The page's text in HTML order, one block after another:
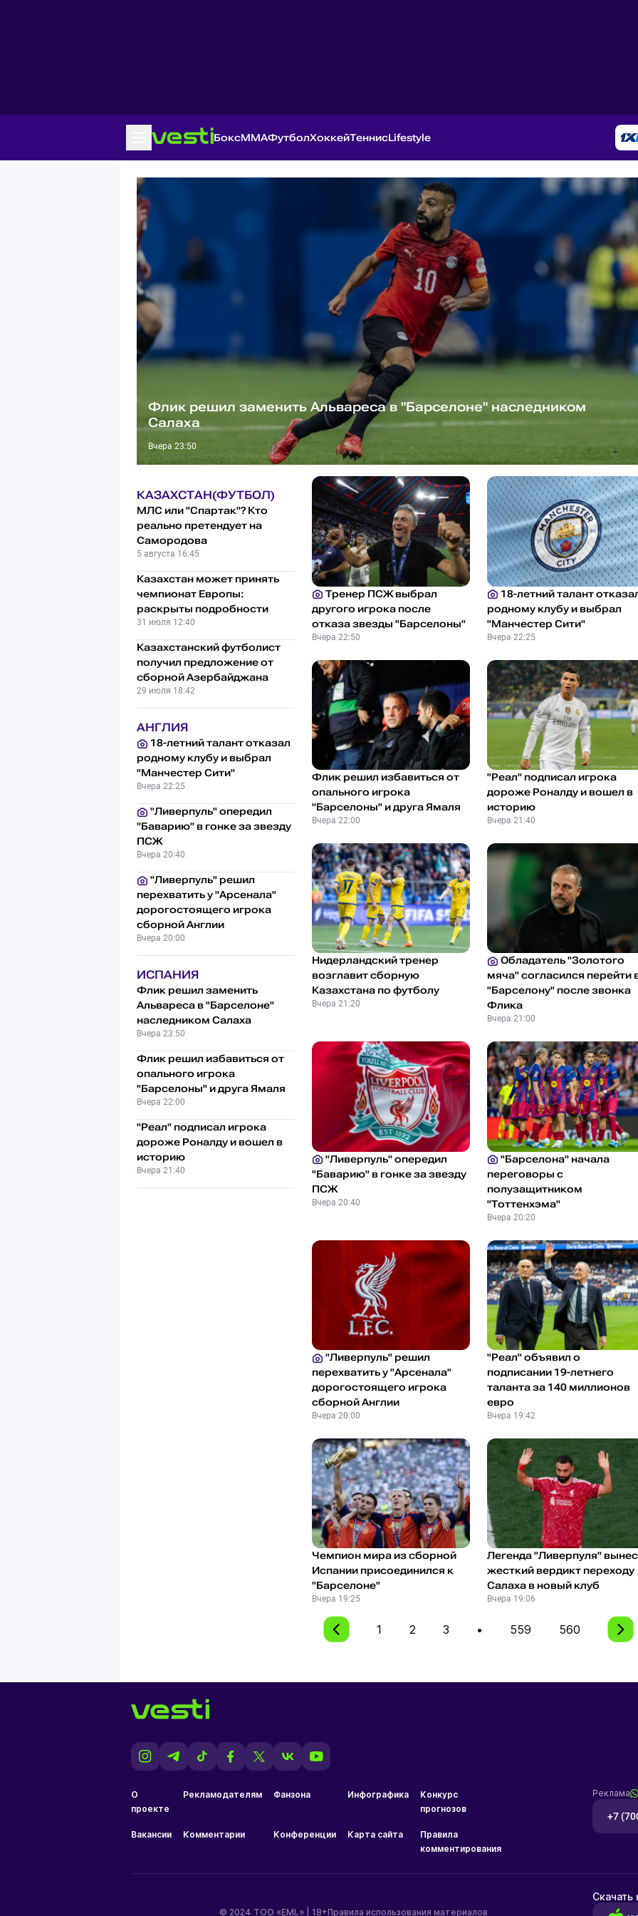
БоксMMAФутболХоккейТеннисLifestyle
Флик решил заменить Альвареса в "Барселоне" наследником
Салаха
Вчера 23:50
КАЗАХСТАН(ФУТБОЛ)
МЛС или "Спартак"? Кто
реально претендует на
Самородова
5 августа 16:45
Казахстан может принять
чемпионат Европы:
раскрыты подробности
31 июля 12:40
Казахстанский футболист
получил предложение от
сборной Азербайджана
29 июля 18:42
АНГЛИЯ
18-летний талант отказал
родному клубу и выбрал
"Манчестер Сити"
Вчера 22:25
"Ливерпуль" опередил
"Баварию" в гонке за звезду
ПСЖ
Вчера 20:40
"Ливерпуль" решил
перехватить у "Арсенала"
дорогостоящего игрока
сборной Англии
Вчера 20:00
ИСПАНИЯ
Флик решил заменить
Альвареса в "Барселоне"
наследником Салаха
Вчера 23:50
Флик решил избавиться от
опального игрока
"Барселоны" и друга Ямаля
Вчера 22:00
"Реал" подписал игрока
дороже Роналду и вошел в
историю
Вчера 21:40
Тренер ПСЖ выбрал
другого игрока после
отказа звезды "Барселоны"
Вчера 22:50
18-летний талант
родному клубу и выбрал
"Манчестер Сити"
Вчера 22:25
Флик решил избавиться от
опального игрока
"Барселоны" и друга Ямаля
Вчера 22:00
"Реал" подписал игрока
дороже Роналду и вошел в
историю
Вчера 21:40
Нидерландский тренер
возглавит сборную
Казахстана по футболу
Вчера 21:20
Обладатель "Золотого
мяча" согласился перейти
"Барселону" после звонка
Флика
Вчера 21:00
"Ливерпуль" опередил
"Баварию" в гонке за звезду
ПСЖ
Вчера 20:40
"Барселона" начала
переговоры с
полузащитником
"Тоттенхэма"
Вчера 20:20
"Ливерпуль" решил
перехватить у "Арсенала"
дорогостоящего игрока
сборной Англии
Вчера 20:00
"Реал" объявил о
подписании 19-летнего
таланта за 140 миллионов
евро
Вчера 19:42
Чемпион мира из сборной
Испании присоединился к
"Барселоне"
Вчера 19:25
Легенда "Ливерпуля" вынес
жесткий вердикт переходу
Салаха в новый клуб
Вчера 19:06
1 2 3 • 559 560
О
проекте
Рекламодателям Фанзона Инфографика
Конкурс
прогнозов
Вакансии Комментарии Конференции Карта сайта
Правила
комментирования
Реклама
+7
Правила использования материалов
© 2024 ТОО «EML» | 18+